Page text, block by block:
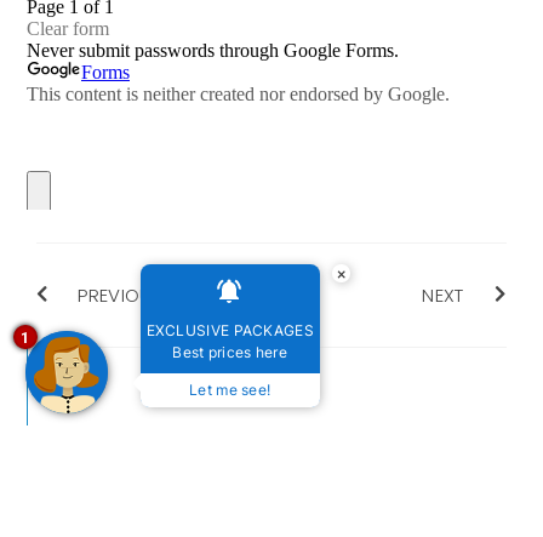
PREVIOUS NEXT
×
EXCLUSIVE PACKAGES
Best prices here
Let me see!
1